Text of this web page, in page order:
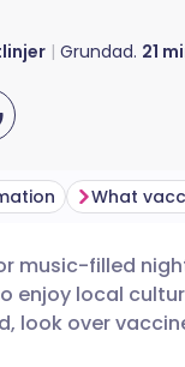
Grundad. 21
🇩🇪 Deutsch
music-filled
enjoy local
look over